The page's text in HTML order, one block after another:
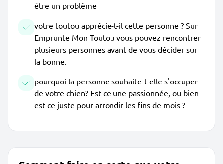
être un problème
votre toutou apprécie-t-il cette personne ? Sur
Emprunte Mon Toutou vous pouvez rencontrer
plusieurs personnes avant de vous décider sur
la bonne.
pourquoi la personne souhaite-t-elle s'occuper
de votre chien? Est-ce une passionnée, ou bien
est-ce juste pour arrondir les fins de mois ?